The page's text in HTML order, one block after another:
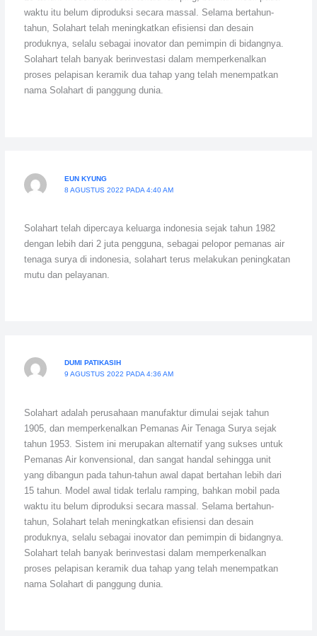
waktu itu belum diproduksi secara massal. Selama bertahun-
tahun, Solahart telah meningkatkan efisiensi dan desain
produknya, selalu sebagai inovator dan pemimpin di bidangnya.
Solahart telah banyak berinvestasi dalam memperkenalkan
proses pelapisan keramik dua tahap yang telah menempatkan
nama Solahart di panggung dunia.
EUN KYUNG
8 AGUSTUS 2022 PADA 4:40 AM
Solahart telah dipercaya keluarga indonesia sejak tahun 1982
dengan lebih dari 2 juta pengguna, sebagai pelopor pemanas air
tenaga surya di indonesia, solahart terus melakukan peningkatan
mutu dan pelayanan.
DUMI PATIKASIH
9 AGUSTUS 2022 PADA 4:36 AM
Solahart adalah perusahaan manufaktur dimulai sejak tahun
1905, dan memperkenalkan Pemanas Air Tenaga Surya sejak
tahun 1953. Sistem ini merupakan alternatif yang sukses untuk
Pemanas Air konvensional, dan sangat handal sehingga unit
yang dibangun pada tahun-tahun awal dapat bertahan lebih dari
15 tahun. Model awal tidak terlalu ramping, bahkan mobil pada
waktu itu belum diproduksi secara massal. Selama bertahun-
tahun, Solahart telah meningkatkan efisiensi dan desain
produknya, selalu sebagai inovator dan pemimpin di bidangnya.
Solahart telah banyak berinvestasi dalam memperkenalkan
proses pelapisan keramik dua tahap yang telah menempatkan
nama Solahart di panggung dunia.